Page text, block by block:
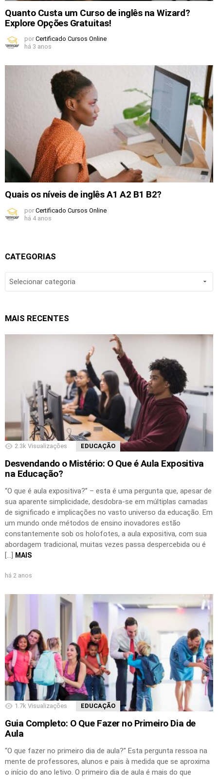
Quanto Custa um Curso de inglês na Wizard?
Explore Opções Gratuitas!
por Certificado Cursos Online
há 3 anos
Quais os níveis de inglês A1 A2 B1 B2?
por Certificado Cursos Online
há 4 anos
CATEGORIAS
MAIS RECENTES
2.3k Visualizações EDUCAÇÃO
Desvendando o Mistério: O Que é Aula Expositiva
na Educação?
“O que é aula expositiva?” – esta é uma pergunta que, apesar de
sua aparente simplicidade, desdobra-se em múltiplas camadas
de significado e implicações no vasto universo da educação. Em
um mundo onde métodos de ensino inovadores estão
constantemente sob os holofotes, a aula expositiva, com sua
abordagem tradicional, muitas vezes passa despercebida ou é
[…] MAIS
há 2 anos
1.7k Visualizações EDUCAÇÃO
Guia Completo: O Que Fazer no Primeiro Dia de
Aula
“O que fazer no primeiro dia de aula?” Esta pergunta ressoa na
mente de professores, alunos e pais à medida que se aproxima
o início do ano letivo. O primeiro dia de aula é mais do que